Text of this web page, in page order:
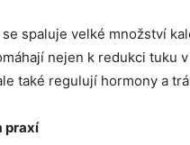
spaluje velké množství
nejen k redukci tuku
také regulují hormony a
praxí